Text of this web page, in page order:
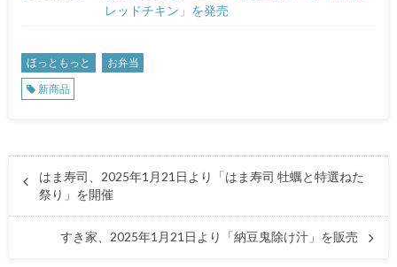
レッドチキン」を発売
ほっともっと
お弁当
新商品
はま寿司、2025年1月21日より「はま寿司 牡蠣と特選ねた
祭り」を開催
すき家、2025年1月21日より「納豆鬼除け汁」を販売